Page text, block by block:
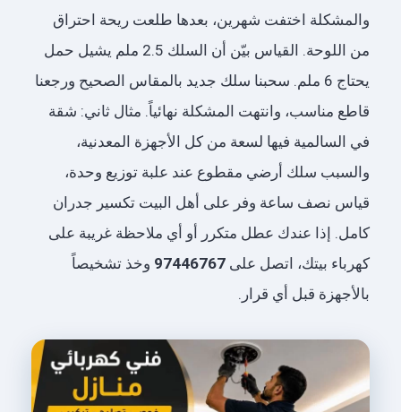
والمشكلة اختفت شهرين، بعدها طلعت ريحة احتراق
من اللوحة. القياس بيّن أن السلك 2.5 ملم يشيل حمل
يحتاج 6 ملم. سحبنا سلك جديد بالمقاس الصحيح ورجعنا
قاطع مناسب، وانتهت المشكلة نهائياً. مثال ثاني: شقة
في السالمية فيها لسعة من كل الأجهزة المعدنية،
والسبب سلك أرضي مقطوع عند علبة توزيع وحدة،
قياس نصف ساعة وفر على أهل البيت تكسير جدران
كامل. إذا عندك عطل متكرر أو أي ملاحظة غريبة على
كهرباء بيتك، اتصل على 97446767 وخذ تشخيصاً
بالأجهزة قبل أي قرار.